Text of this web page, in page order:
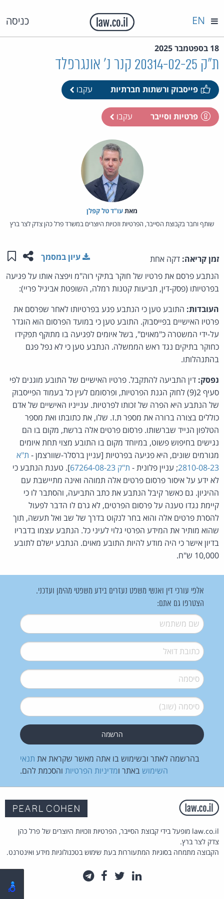
כניסה EN
18 בספטמבר 2025
ת"ק 20314-02-25 קנר נ' אונגרפלד
פייסבוק ורשתות חברתיות עקבו
פרטיות וסייבר עקבו
מאת‏עו"ד טל קפלן
שותף וחבר בקבוצת הסייבר, הפרטיות וזכויות היוצרים במשרד פרל כהן צדק לצר ברץ
זמן קריאה: דקה אחת שתפו
עיון במסמך
הנתבע פרסם את פרטיו של חוקר בתיקי רוה"מ ויפצה אותו על פגיעה
בפרטיותו (פסק-דין, תביעות קטנות רמלה, השופטת אביגיל פריי):
העובדות: התובע טען כי הנתבע פגע בפרטיותו לאחר שפרסם את
פרטיו האישיים בפייסבוק. התובע טען כי במועד הפרסום הוא הוגדר
על-ידי המשטרה כ"מאוים", בשל איומים לפגיעה בו מתוקף תפקידו
כחוקר בתיקים נגד ראש הממשלה. הנתבע טען כי לא נפל פגם
בהתנהלותו.
נפסק: דין התביעה להתקבל. פרטיו האישיים של התובע מוגנים לפי
סעיף 2(9) לחוק הגנת הפרטיות, ופרסומם לעין כל בעמוד הפייסבוק
של הנתבע היא הפרה של זכותו לפרטיות. ענייניו האישיים של אדם
כוללים בצורה ברורה את מספר ת.ז. שלו, את כתובתו ואת מספר
הטלפון הנייד שברשותו. פרסום פרטים אלה ברשת, מקום בו הם
נגישים בחיפוש פשוט, במיוחד מקום בו התובע מצוי תחת איומים
מגורמים שונים, היא פגיעה בפרטיות [עניין ברסלר-שוורצמן - ת"א
2810-08-23; עניין פלונית - ת"ק 67264-08-23
]. טענת הנתבע כי
לא ידע על איסור פרסום פרטים אלה תמוהה ואינה מתיישבת עם
ההיגיון. גם כאשר קיבל הנתבע את כתב התביעה, והסתבר לו כי
קיימת נגדו טענה על פרסום הפרטים, לא גרם לו הדבר לפעול
להסרת פרטים אלה והוא בחר לנקוט בדרך של שב ואל תעשה, תוך
שהוא מותיר את המידע הפרטי גלוי לעיני כל. הנתבע עצמו בדבריו
בדיון אישר כי היה מודע להיות התובע מאוים. הנתבע ישלם לתובע
10,000 ש"ח.
אלפי עורכי דין ואנשי משפט נעזרים בידע משפטי מהימן ועדכני.
הצטרפו גם אתם:
שם משתמש*
דואל*
סיסמה*
סיסמה (שוב)*
בהרשמה לאתר ובשימוש בו אתה מאשר שקראת את תנאי
השימוש באתר ומדיניות הפרטיות והסכמת להם.
law.co.il מופעל בידי קבוצת הסייבר, הפרטיות וזכויות היוצרים של פרל כהן
צדק לצר ברץ.
הקבוצה מתמחה בסוגיות המתעוררות בעת שימוש בטכנולוגיות מידע ואינטרנט.
לינקדאין
טוויטרפייסבוק